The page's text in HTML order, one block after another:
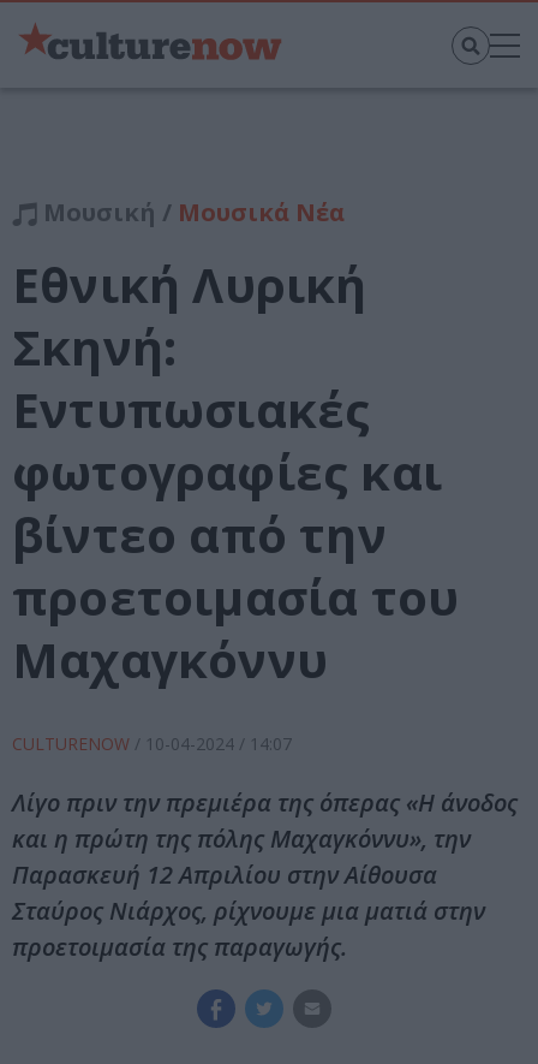
Μουσική / Μουσικά Νέα
Εθνική Λυρική
Σκηνή:
Εντυπωσιακές
φωτογραφίες και
βίντεο από την
προετοιμασία του
Μαχαγκόννυ
CULTURENOW / 10-04-2024 / 14:07
Λίγο πριν την πρεμιέρα της όπερας «Η άνοδος
και η πρώτη της πόλης Μαχαγκόννυ», την
Παρασκευή 12 Απριλίου στην Αίθουσα
Σταύρος Νιάρχος, ρίχνουμε μια ματιά στην
προετοιμασία της παραγωγής.